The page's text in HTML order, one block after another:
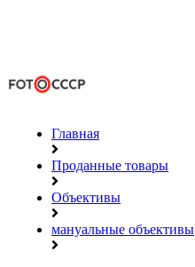
Главная
Проданные товары
Объективы
мануальные объективы